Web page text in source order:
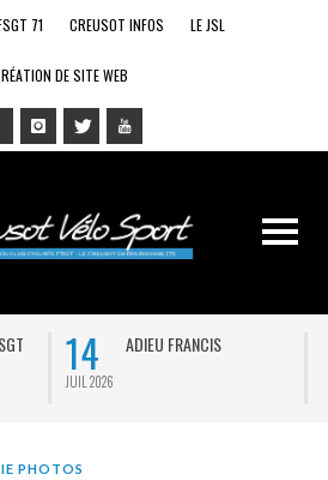
71 CREUSOT INFOS LE JSL
DE SITE WEB
14
JUIL 2026
ADIEU FRANCIS
PHOTOS